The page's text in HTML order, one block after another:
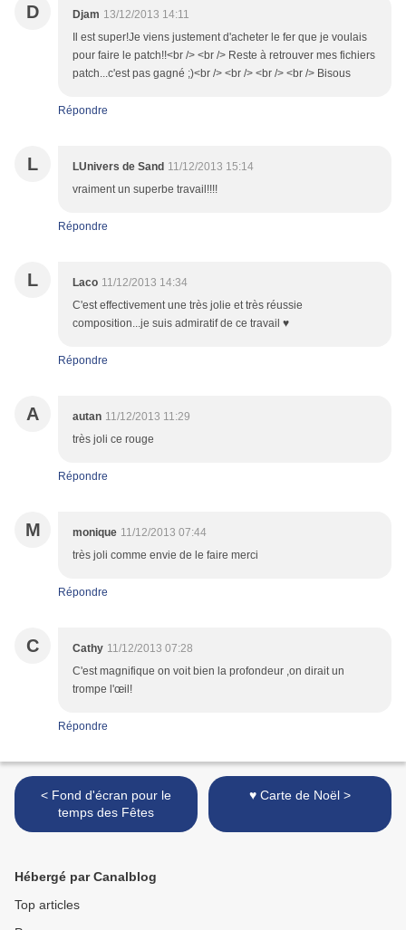
D Djam 13/12/2013 14:11
Il est super!Je viens justement d'acheter le fer que je voulais
pour faire le patch!!<br /> <br /> Reste à retrouver mes fichiers
patch...c'est pas gagné ;)<br /> <br /> <br /> <br /> Bisous
Répondre
L LUnivers de Sand 11/12/2013 15:14
vraiment un superbe travail!!!!
Répondre
L Laco 11/12/2013 14:34
C'est effectivement une très jolie et très réussie
composition...je suis admiratif de ce travail ♥
Répondre
A autan 11/12/2013 11:29
très joli ce rouge
Répondre
M monique 11/12/2013 07:44
très joli comme envie de le faire merci
Répondre
C Cathy 11/12/2013 07:28
C'est magnifique on voit bien la profondeur ,on dirait un
trompe l'œil!
Répondre
< Fond d'écran pour le
temps des Fêtes
♥ Carte de Noël >
Hébergé par Canalblog
Top articles